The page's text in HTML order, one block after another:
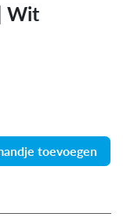
Wit
toevoegen